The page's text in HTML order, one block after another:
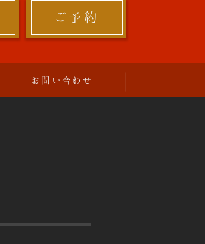
ご予約
お問い合わせ